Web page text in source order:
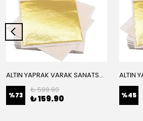
ALTIN YAPRAK VARAK SANATSAL BÜYÜK BOY FOLYO EPOKSİ REÇİNE NAİL ART 16 ADET 14X14 CM ALTIN RENK
%73
₺ 599.90
₺ 159.90 %45